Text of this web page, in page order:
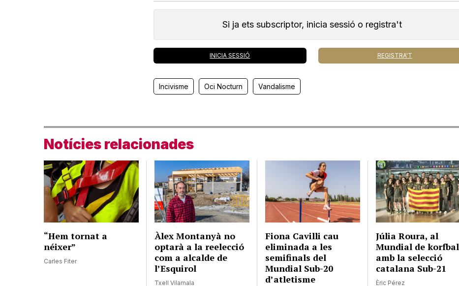
Si ja ets subscriptor, inicia sessió o registra't
INICIA SESSIÓ REGISTRA'T
Incivisme Oci Nocturn Vandalisme
Notícies relacionades
“Hem tornat a
néixer”
Carles Fiter
Àlex Montanyà no
optarà a la reelecció
com a alcalde de
l’Esquirol
Txell Vilamala
Fiona Cavilli cau
eliminada a les
semifinals del
Mundial Sub-20
d’atletisme
Júlia Roura, al
Mundial de korfbal
amb la selecció
catalana Sub-21
Èric Pérez